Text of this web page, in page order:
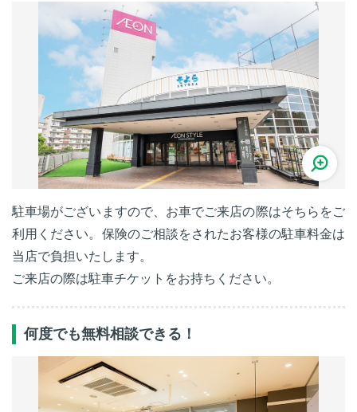
駐車場がございますので、お車でご来店の際はそちらをご
利用ください。保険のご相談をされたお客様の駐車料金は
当店で負担いたします。
ご来店の際は駐車チケットをお持ちください。
何度でも無料相談できる！